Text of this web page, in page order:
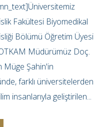
Fakültesi Biyomedikal
Bölümü Öğretim Üyesi
Müdürümüz Doç.
Müge Şahin'in
farklı üniversitelerden
insanlarıyla geliştirilen...